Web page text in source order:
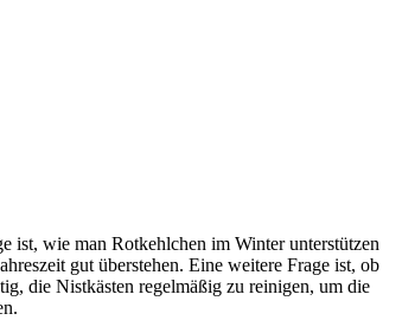
ist, wie man Rotkehlchen im Winter unterstützen
gut überstehen. Eine weitere Frage ist, ob
die Nistkästen regelmäßig zu reinigen, um die